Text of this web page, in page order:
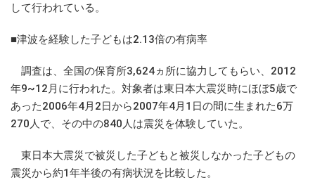
して行われている。
■津波を経験した子どもは2.13倍の有病率
調査は、全国の保育所3,624ヵ所に協力してもらい、2012
年9~12月に行われた。対象者は東日本大震災時にほぼ5歳で
あった2006年4月2日から2007年4月1日の間に生まれた6万
270人で、その中の840人は震災を体験していた。
東日本大震災で被災した子どもと被災しなかった子どもの
震災から約1年半後の有病状況を比較した。